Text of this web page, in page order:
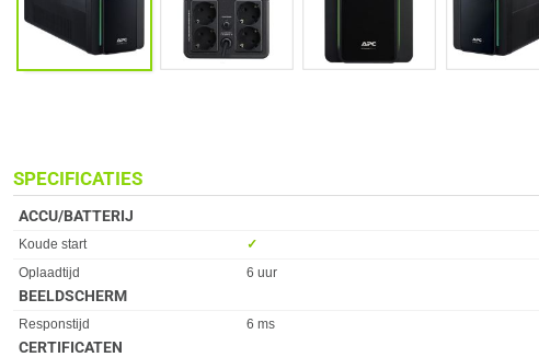
SPECIFICATIES
ACCU/BATTERIJ
Eigenschap
Koude start
✓︎
Oplaadtijd
6 uur
BEELDSCHERM
Eigenschap
Responstijd 6 ms
CERTIFICATEN